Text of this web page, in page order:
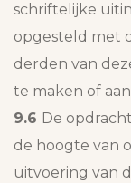
schriftelijke
opgesteld met
derden van
te maken of
9.6 De
de hoogte van
uitvoering van